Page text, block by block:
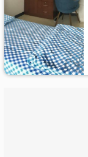
ราย
เดือน
ห้อง